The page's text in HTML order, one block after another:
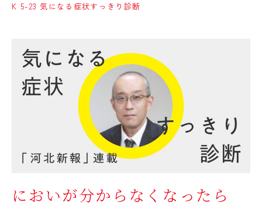
K 5-23 気になる症状すっきり診断
においが分からなくなったら